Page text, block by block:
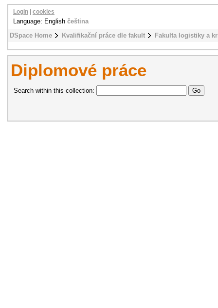
DSpace Home Kvalifikační práce dle fakult Fakulta logistiky a
Login cookies
Language: English čeština
Diplomové práce
Search within this collection: